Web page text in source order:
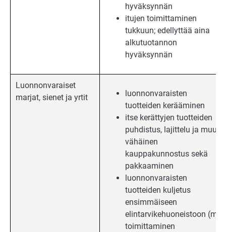
hyväksynnän
itujen toimittaminen
tukkuun; edellyttää aina
alkutuotannon
hyväksynnän
Luonnonvaraiset
marjat, sienet ja yrtit
luonnonvaraisten
tuotteiden kerääminen
itse kerättyjen tuotteiden
puhdistus, lajittelu ja muu
vähäinen
kauppakunnostus sekä
pakkaaminen
luonnonvaraisten
tuotteiden kuljetus
ensimmäiseen
elintarvikehuoneistoon (ml.
toimittaminen